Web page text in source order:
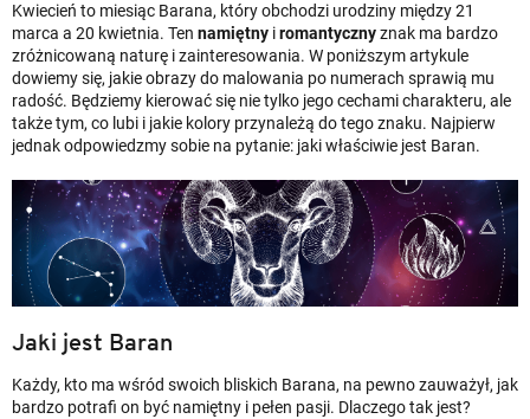
Kwiecień to miesiąc Barana, który obchodzi urodziny między 21
marca a 20 kwietnia. Ten namiętny iromantycznyznak ma bardzo
zróżnicowaną naturę i zainteresowania. W poniższym artykule
dowiemy się, jakie obrazy do malowania po numerach sprawią mu
radość. Będziemy kierować się nie tylko jego cechami charakteru, ale
także tym, co lubi i jakie kolory przynależą do tego znaku. Najpierw
jednak odpowiedzmy sobie na pytanie: jaki właściwie jest Baran.
Jaki jest Baran
Każdy, kto ma wśród swoich bliskich Barana, na pewno zauważył, jak
bardzo potrafi on być namiętny i pełen pasji. Dlaczego tak jest?